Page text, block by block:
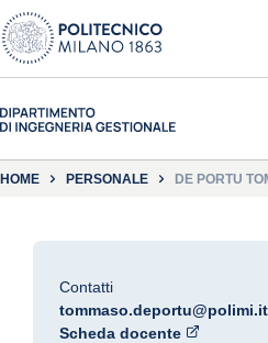
HOME PERSONALE DE PORTU
Contatti
tommaso.deportu@polimi.it
Scheda docente